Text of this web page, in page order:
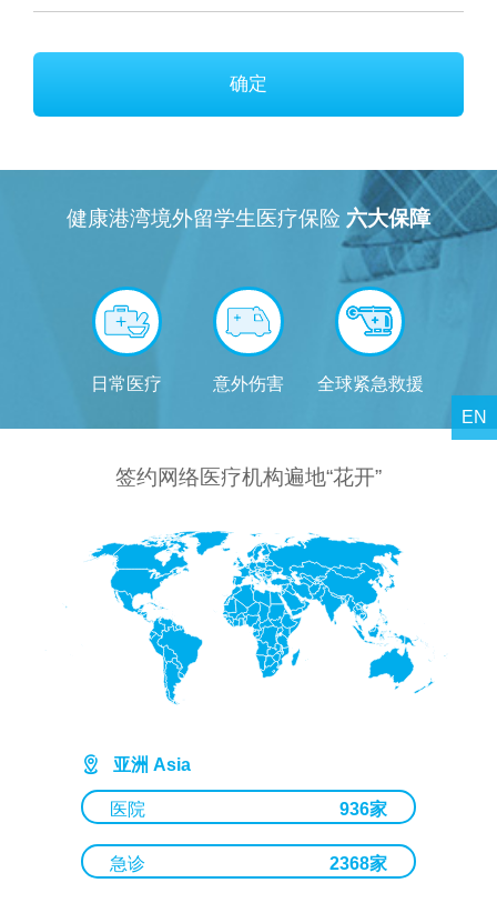
确定
健康港湾境外留学生医疗保险 六大保障
日常医疗 意外伤害 全球紧急救援
签约网络医疗机构遍地“花开”
亚洲 Asia
医院 936家
急诊 2368家
EN